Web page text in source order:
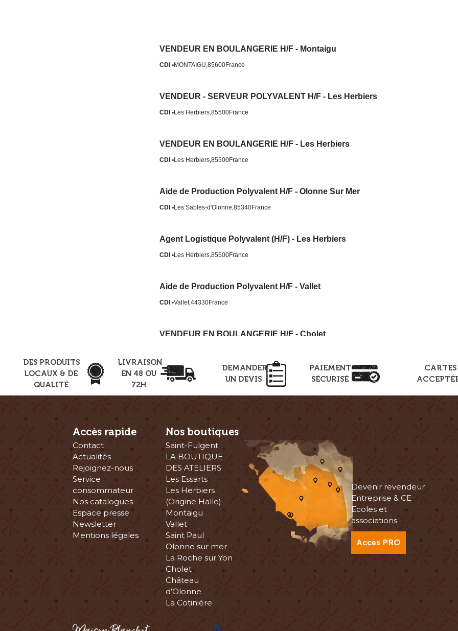
DES PRODUITS
LOCAUX & DE
QUALITÉ
LIVRAISON
EN 48 OU
72H
DEMANDER
UN DEVIS
PAIEMENT
SÉCURISÉ
CARTES
Accès rapide
Contact
Actualités
Rejoignez-nous
Service
consommateur
Nos catalogues
Espace presse
Newsletter
Mentions légales
Nos boutiques
Saint-Fulgent
LA BOUTIQUE
DES ATELIERS
Les Essarts
Les Herbiers
(Origine Halle)
Montaigu
Vallet
Saint Paul
Olonne sur mer
La Roche sur Yon
Cholet
Château
d’Olonne
La Cotinière
Devenir revendeur
Entreprise & CE
Ecoles et
associations
Accès PRO